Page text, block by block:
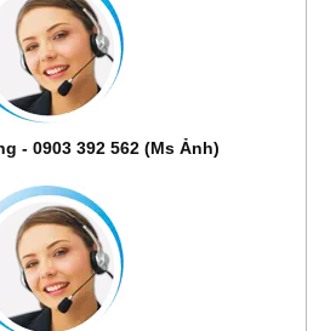
- 0903 392 562 (Ms Ảnh)